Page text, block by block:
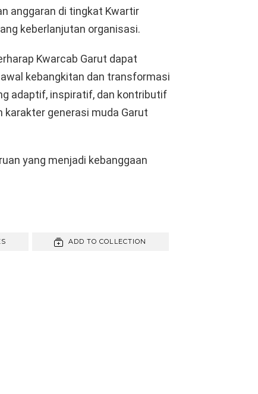
anggaran di tingkat Kwartir
keberlanjutan organisasi.
Kwarcab Garut dapat
kebangkitan dan transformasi
adaptif, inspiratif, dan kontributif
generasi muda Garut
yang menjadi kebanggaan
ADD TO COLLECTION